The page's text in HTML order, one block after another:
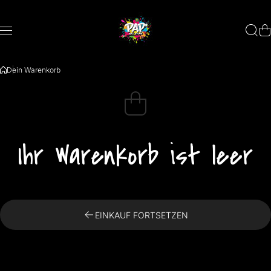
Dein Warenkorb
Ihr Warenkorb ist leer
EINKAUF FORTSETZEN